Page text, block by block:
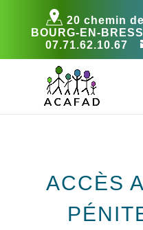
20 chemin
BOURG-EN-
07.71.62.10.67
ACCÈS